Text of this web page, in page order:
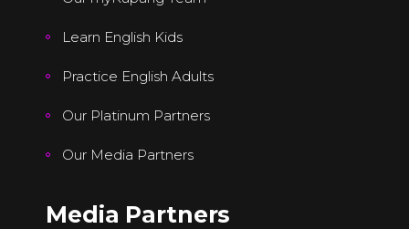
Learn English Kids
Practice English Adults
Our Platinum Partners
Our Media Partners
Media Partners